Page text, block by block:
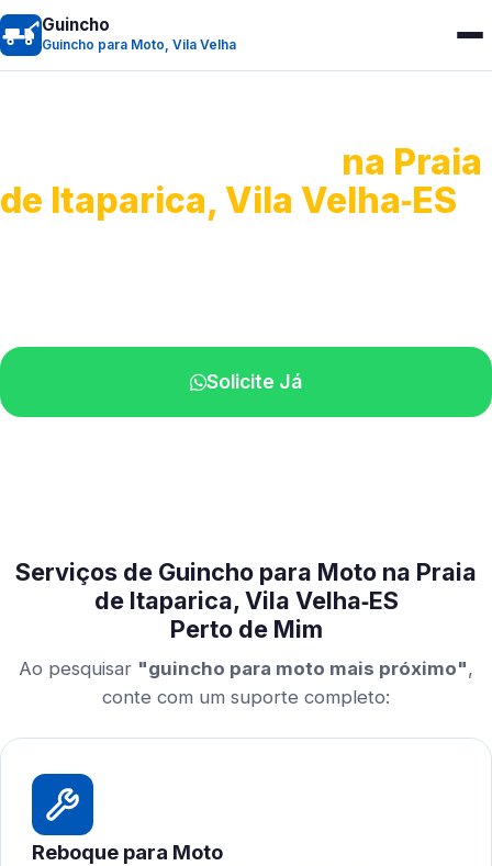
Guincho
Guincho para Moto, Vila Velha
na Praia
de Itaparica, Vila Velha‑ES
Solicite Já
Serviços de Guincho para Moto na Praia
de Itaparica, Vila Velha‑ES
Perto de Mim
Ao pesquisar "guincho para moto mais próximo",
conte com um suporte completo:
Reboque para Moto